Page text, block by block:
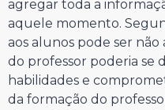
agregar toda a
aquele momento.
aos alunos pode ser não
do professor poderia se
habilidades e
da formação do